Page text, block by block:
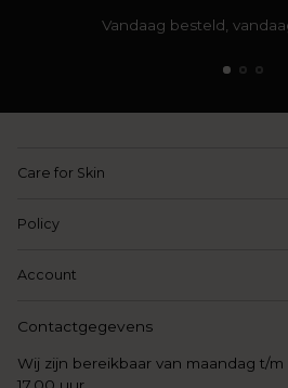
Vandaag besteld,
Care for Skin
Policy
Account
Contactgegevens
Wij zijn bereikbaar van maandag t/
17.00 uur